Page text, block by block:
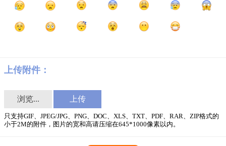
上传附件：
浏览...
只支持GIF、JPEG/JPG、PNG、DOC、XLS、TXT、PDF、RAR、ZIP格式的
小于2M的附件，图片的宽和高请压缩在645*1000像素以内。